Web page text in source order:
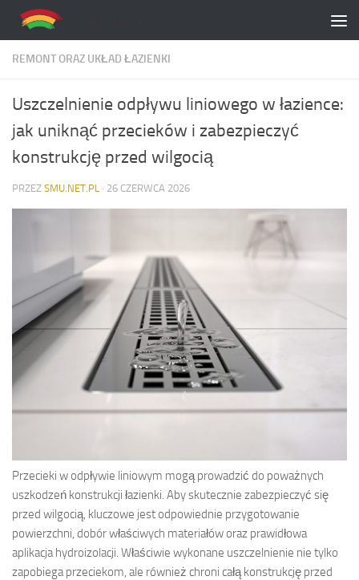
Skip to content
REMONT ORAZ UKŁAD ŁAZIENKI
Uszczelnienie odpływu liniowego w łazience:
jak uniknąć przecieków i zabezpieczyć
konstrukcję przed wilgocią
PRZEZ SMU.NET.PL · 26 CZERWCA 2026
Przecieki w odpływie liniowym mogą prowadzić do poważnych
uszkodzeń konstrukcji łazienki. Aby skutecznie zabezpieczyć się
przed wilgocią, kluczowe jest odpowiednie przygotowanie
powierzchni, dobór właściwych materiałów oraz prawidłowa
aplikacja hydroizolacji. Właściwie wykonane uszczelnienie nie tylko
zapobiega przeciekom, ale również chroni całą konstrukcję przed